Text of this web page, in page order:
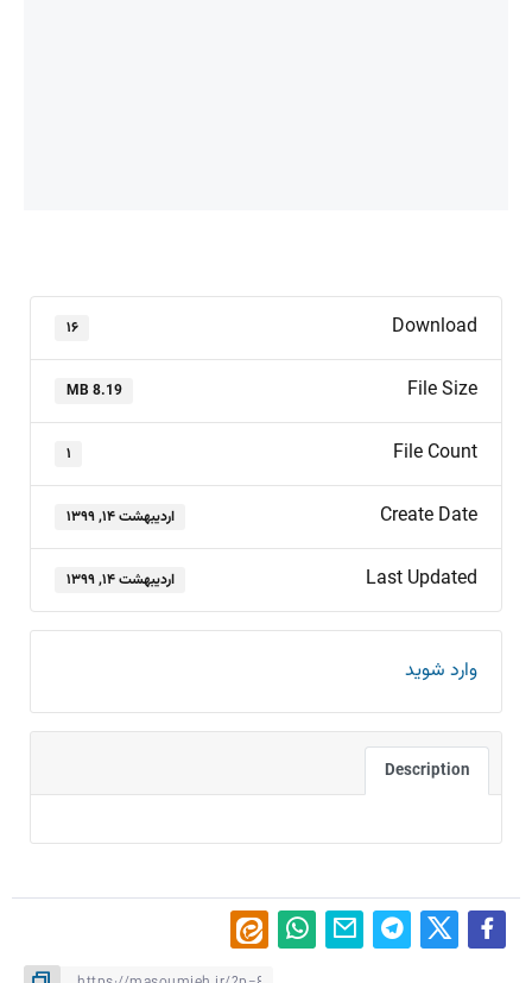
Download ۱۶
File Size
8.19 MB
File Count ۱
Create Date اردیبهشت ۱۴, ۱۳۹۹
Last Updated اردیبهشت ۱۴, ۱۳۹۹
وارد شوید
Description